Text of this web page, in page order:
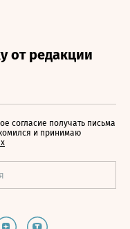
согласие получать письма
и принимаю